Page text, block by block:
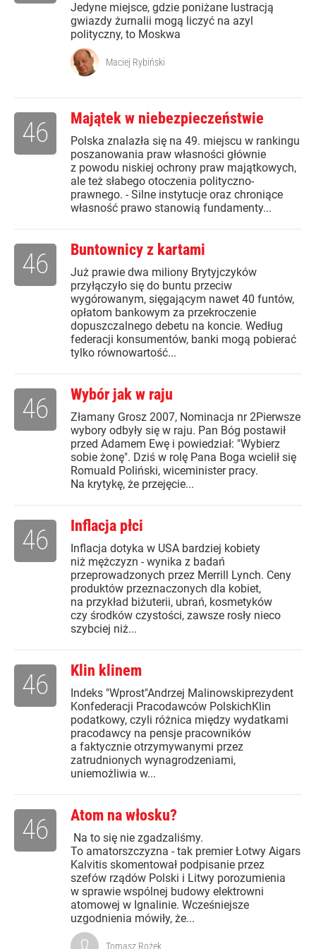
Jedyne miejsce, gdzie poniżane lustracją
gwiazdy żurnalii mogą liczyć na azyl
polityczny, to Moskwa
Maciej Rybiński
Majątek w niebezpieczeństwie
Polska znalazła się na 49. miejscu w rankingu
poszanowania praw własności głównie
z powodu niskiej ochrony praw majątkowych,
ale też słabego otoczenia polityczno-
prawnego. - Silne instytucje oraz chroniące
własność prawo stanowią fundamenty...
46
Buntownicy z kartami
Już prawie dwa miliony Brytyjczyków
przyłączyło się do buntu przeciw
wygórowanym, sięgającym nawet 40 funtów,
opłatom bankowym za przekroczenie
dopuszczalnego debetu na koncie. Według
federacji konsumentów, banki mogą pobierać
tylko równowartość...
46
Wybór jak w raju
Złamany Grosz 2007, Nominacja nr 2Pierwsze
wybory odbyły się w raju. Pan Bóg postawił
przed Adamem Ewę i powiedział: "Wybierz
sobie żonę". Dziś w rolę Pana Boga wcielił się
Romuald Poliński, wiceminister pracy.
Na krytykę, że przejęcie...
46
Inflacja płci
Inflacja dotyka w USA bardziej kobiety
niż mężczyzn - wynika z badań
przeprowadzonych przez Merrill Lynch. Ceny
produktów przeznaczonych dla kobiet,
na przykład biżuterii, ubrań, kosmetyków
czy środków czystości, zawsze rosły nieco
szybciej niż...
46
Klin klinem
Indeks "Wprost"Andrzej Malinowskiprezydent
Konfederacji Pracodawców PolskichKlin
podatkowy, czyli różnica między wydatkami
pracodawcy na pensje pracowników
a faktycznie otrzymywanymi przez
zatrudnionych wynagrodzeniami,
uniemożliwia w...
46
Atom na włosku?
Na to się nie zgadzaliśmy.
To amatorszczyzna - tak premier Łotwy Aigars
Kalvitis skomentował podpisanie przez
szefów rządów Polski i Litwy porozumienia
w sprawie wspólnej budowy elektrowni
atomowej w Ignalinie. Wcześniejsze
uzgodnienia mówiły, że...
46
Tomasz Rożek